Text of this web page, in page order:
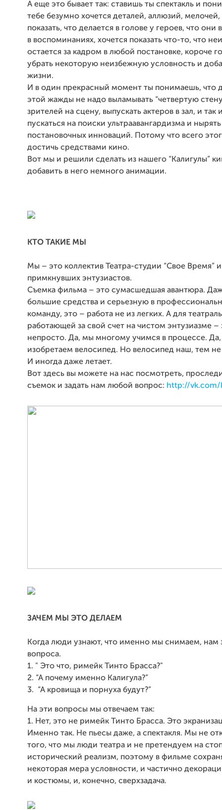
А еще это бывает так: ставишь ты спектакль и
тебе безумно хочется деталей, аллюзий, мелочей,
показать, что делается в голове у героев, что они
в воспоминаниях, хочется показать что-то, что
остается за кадром в любой постановке, короче
убрать некоторую неизбежную условность и
жизни.
И в один прекрасный момент ты понимаешь, что
этой жажды не надо выламывать “четвертую
зрителей на сцену, выпускать актеров в зал, и так
пускаться на поиски ультраавангардизма и
постановочных инноваций. Потому что всего
достичь средствами кино.
Вот мы и решили сделать из нашего “Калигулы”
добавить в него немного анимации.
КТО ТАКИЕ МЫ
Мы – это коллектив Театра-студии “Свое Время”
примкнувших энтузиастов.
Съемка фильма – это сумасшедшая авантюра.
большие средства и серьезную в
команду, это – работа не из легких. А для
работающей за свой счет на чистом энтузиазме –
непросто. Да, мы многому учимся в процессе.
изобретаем велосипед. Но велосипед наш, тем
И иногда даже летает.
Вот здесь вы можете на нас посмотреть,
съемок и задать нам любой вопрос: http://vk.com/
ЗАЧЕМ МЫ ЭТО ДЕЛАЕМ
Когда люди узнают, что именно мы снимаем, нам
вопроса.
1. " Это что, римейк Тинто Брасса?"
2. “А почему именно Калигула?”
3. “А кровища и порнуха будут?”
На эти вопросы мы отвечаем так:
1. Нет, это не римейк Тинто Брасса. Это
Именно так. Не пьесы даже, а спектакля. Мы не
того, что мы люди театра и не претендуем на
исторический реализм, поэтому в фильме
некоторая мера условности, и частично
и костюмы, и, конечно, сверхзадача.